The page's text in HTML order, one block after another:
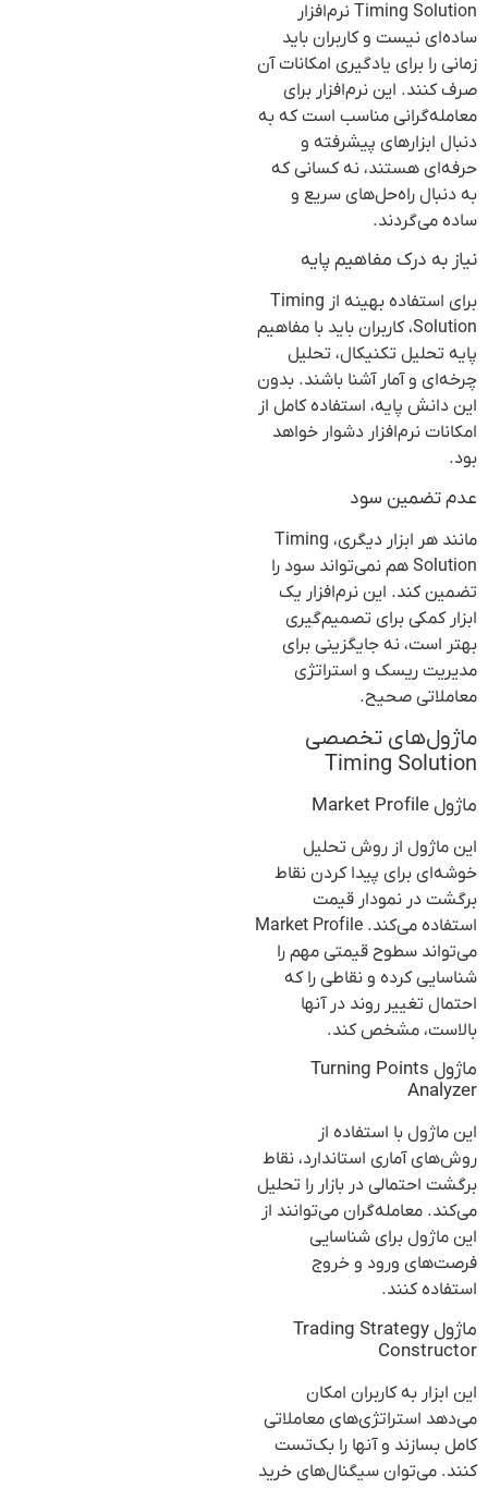
Timing Solution نرم‌افزار
ساده‌ای نیست و کاربران باید
زمانی را برای یادگیری امکانات آن
صرف کنند. این نرم‌افزار برای
معامله‌گرانی مناسب است که به
دنبال ابزارهای پیشرفته و
حرفه‌ای هستند، نه کسانی که
به دنبال راه‌حل‌های سریع و
ساده می‌گردند.
نیاز به درک مفاهیم پایه
برای استفاده بهینه از Timing
Solution، کاربران باید با مفاهیم
پایه تحلیل تکنیکال، تحلیل
چرخه‌ای و آمار آشنا باشند. بدون
این دانش پایه، استفاده کامل از
امکانات نرم‌افزار دشوار خواهد
بود.
عدم تضمین سود
مانند هر ابزار دیگری، Timing
Solution هم نمی‌تواند سود را
تضمین کند. این نرم‌افزار یک
ابزار کمکی برای تصمیم‌گیری
بهتر است، نه جایگزینی برای
مدیریت ریسک و استراتژی
معاملاتی صحیح.
ماژول‌های تخصصی
Timing Solution
ماژول Market Profile
این ماژول از روش تحلیل
خوشه‌ای برای پیدا کردن نقاط
برگشت در نمودار قیمت
استفاده می‌کند. Market Profile
می‌تواند سطوح قیمتی مهم را
شناسایی کرده و نقاطی را که
احتمال تغییر روند در آنها
بالاست، مشخص کند.
ماژول Turning Points
Analyzer
این ماژول با استفاده از
روش‌های آماری استاندارد، نقاط
برگشت احتمالی در بازار را تحلیل
می‌کند. معامله‌گران می‌توانند از
این ماژول برای شناسایی
فرصت‌های ورود و خروج
استفاده کنند.
ماژول Trading Strategy
Constructor
این ابزار به کاربران امکان
می‌دهد استراتژی‌های معاملاتی
کامل بسازند و آنها را بک‌تست
کنند. می‌توان سیگنال‌های خرید